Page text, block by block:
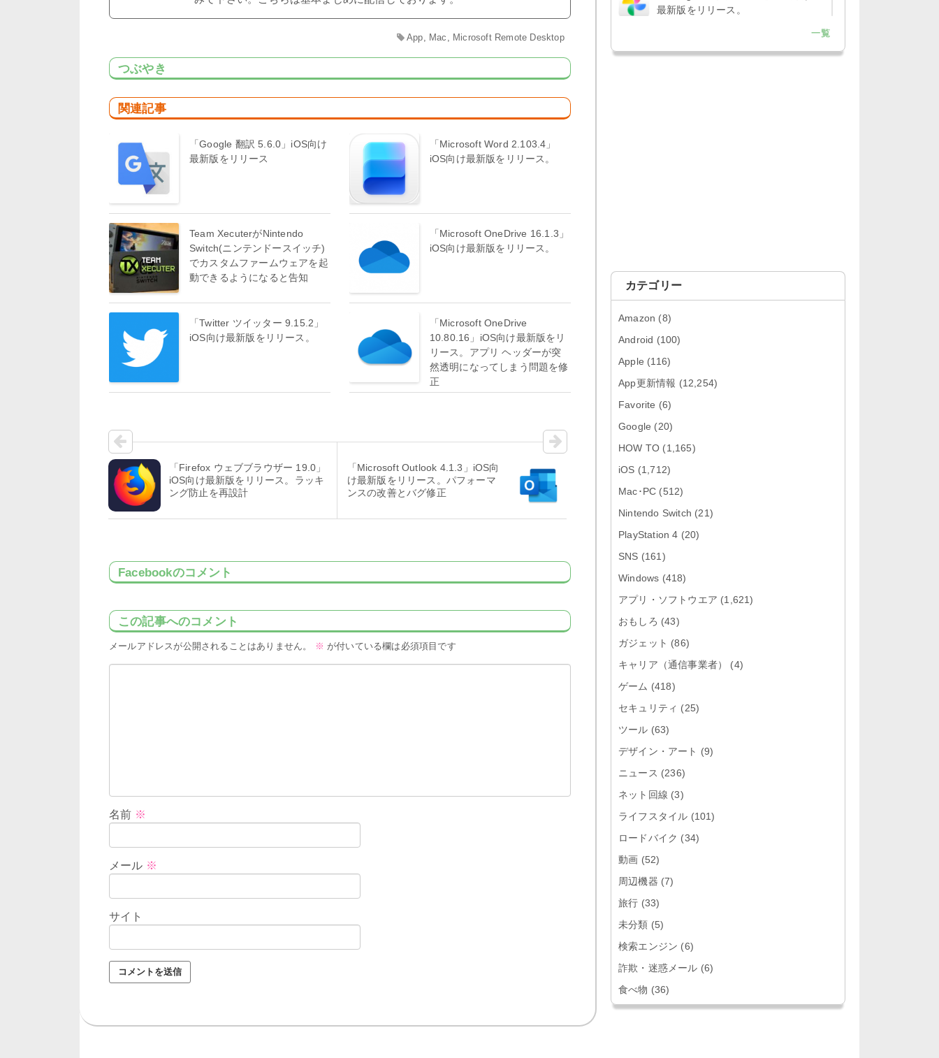
App Mac Microsoft Remote Desktop
つぶやき
関連記事
「Google 翻訳 5.6.0」iOS向け
最新版をリリース
「Microsoft Word 2.103.4」
iOS向け最新版をリリース。
Team XecuterがNintendo
Switch(ニンテンドースイッチ)
でカスタムファームウェアを起
動できるようになると告知
「Microsoft OneDrive 16.1.3」
iOS向け最新版をリリース。
「Twitter ツイッター 9.15.2」
iOS向け最新版をリリース。
「Microsoft OneDrive
10.80.16」iOS向け最新版をリ
リース。アプリ ヘッダーが突
然透明になってしまう問題を修
正
「Firefox ウェブブラウザー 19.0」
iOS向け最新版をリリース。ラッキ
ング防止を再設計
「Microsoft Outlook 4.1.3」iOS向
け最新版をリリース。パフォーマ
ンスの改善とバグ修正
Facebookのコメント
この記事へのコメント
メールアドレスが公開されることはありません。 ※ が付いている欄は必須項目です
名前 ※
メール ※
サイト
最新版をリリース。
最新版をリリース。
リリース。Liguid G...
最新版をリリース。
け最新版をリリース。...
向け最新版を...
「Pokémon GO 0.423.0」iOS向け
最新版をリリース。
「Evernote 11.28.2」Mac向け最新
「Minecraft: クラフト、建築、サバ
「Google Chrome - ウェブブラウ
「Microsoft Outlook 5.2630.0」iOS
一覧
カテゴリー
Amazon (8)
Android (100)
Apple (116)
App更新情報 (12,254)
Favorite (6)
Google (20)
HOW TO (1,165)
iOS (1,712)
Mac･PC (512)
Nintendo Switch (21)
PlayStation 4 (20)
SNS (161)
Windows (418)
アプリ・ソフトウエア (1,621)
おもしろ (43)
ガジェット (86)
キャリア（通信事業者）
(4)
ゲーム (418)
セキュリティ (25)
ツール (63)
デザイン・アート (9)
ニュース (236)
ネット回線 (3)
ライフスタイル (101)
ロードバイク (34)
動画 (52)
周辺機器 (7)
旅行 (33)
未分類 (5)
検索エンジン (6)
詐欺・迷惑メール (6)
食べ物 (36)